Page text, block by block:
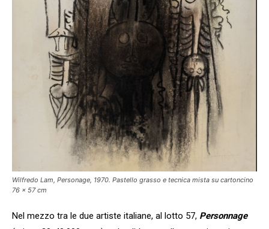
Wilfredo Lam, Personage, 1970. Pastello grasso e tecnica mista su cartoncino
76 x 57 cm
Nel mezzo tra le due artiste italiane, al lotto 57, Personnage